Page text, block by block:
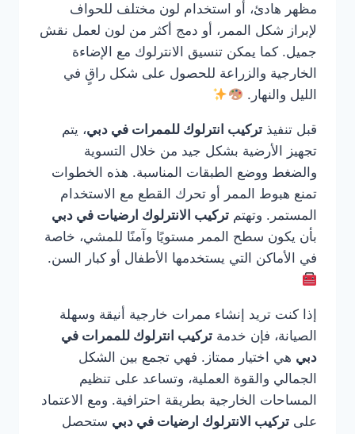
مظهر هادئ، أو استخدام لون مختلف للحواف
لإبراز شكل الممر، أو دمج أكثر من لون لعمل نقش
جميل. كما يمكن تنسيق الانترلوك مع الإضاءة
الخارجية والزراعة للحصول على شكل راقٍ في
الليل والنهار.
قبل تنفيذ تركيب انترلوك للممرات في دبي، يتم
تجهيز الأرضية بشكل جيد من خلال التسوية
والضغط ووضع الطبقات المناسبة. هذه الخطوات
تمنع هبوط الممر أو تحرك القطع مع الاستخدام
المستمر. وتهتم تركيب الانترلوك ارضيات في دبي
بأن يكون سطح الممر مستويًا وآمنًا للمشي، خاصة
في الأماكن التي يستخدمها الأطفال أو كبار السن.
إذا كنت تريد إنشاء ممرات خارجية أنيقة وسهلة
الصيانة، فإن خدمة تركيب انترلوك للممرات في
دبي هي اختيار ممتاز. فهي تجمع بين الشكل
الجمالي والقوة العملية، وتساعد على تنظيم
المساحات الخارجية بطريقة احترافية. ومع الاعتماد
على تركيب الانترلوك ارضيات في دبي ستحصل